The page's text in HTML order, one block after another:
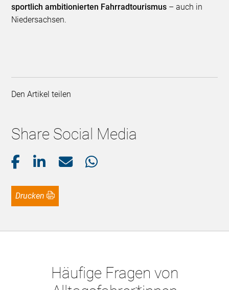
sportlich ambitionierten Fahrradtourismus – auch in
Niedersachsen.
Den Artikel teilen
Share Social Media
Drucken
Häufige Fragen von